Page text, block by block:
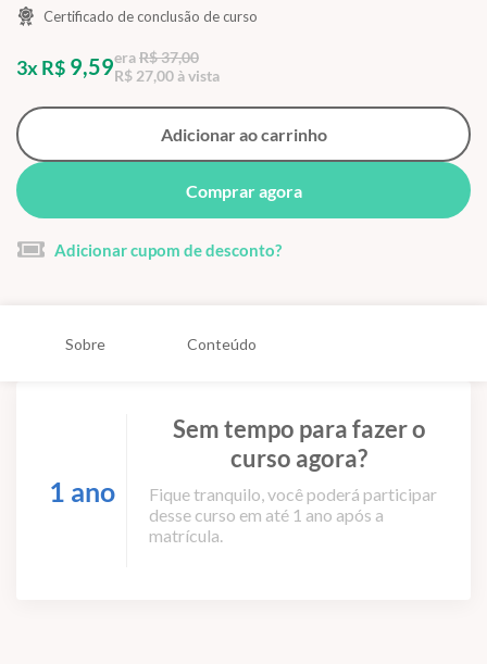
Certificado de conclusão de curso
3x R$ 9,59eraR$ 37,00
R$ 27,00 à vista
Adicionar ao carrinho
Comprar agora
Adicionar cupom de desconto?
Sobre Conteúdo
1 ano
Sem tempo para fazer o
curso agora?
Fique tranquilo, você poderá participar
desse curso em até 1 ano após a
matrícula.